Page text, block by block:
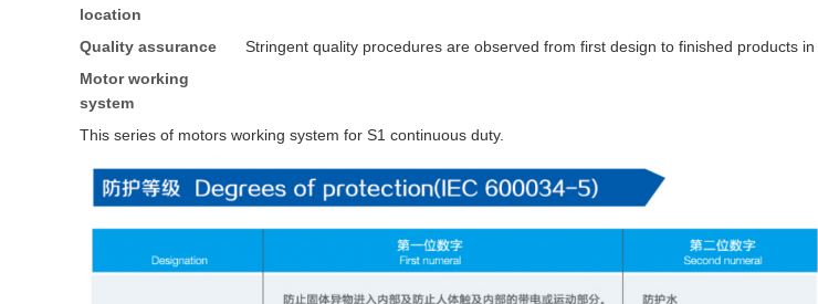
location
Quality assurance
Stringent quality procedures are observed from first design to finished products
Motor working
system
This series of motors working system for S1 continuous duty.